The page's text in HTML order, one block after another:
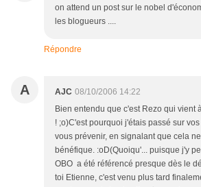
on attend un post sur le nobel
les blogueurs ....
Répondre
A AJC 08/10/2006 14:22
Bien entendu que c'est Rezo qui vient
! ;o)C'est pourquoi j'étais passé sur
vous prévenir, en signalant que cela
bénéfique. :oD(Quoiqu'... puisque j'y
OBO a été référencé presque dès le
toi Etienne, c'est venu plus tard